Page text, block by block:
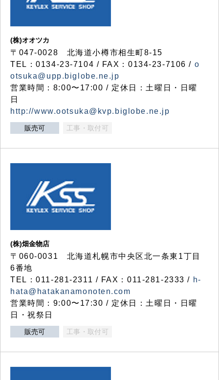
(株)オオツカ
〒047-0028 北海道小樽市相生町8-15
TEL：0134-23-7104 / FAX：0134-23-7106 / o
otsuka@upp.biglobe.ne.jp
営業時間：8:00〜17:00 / 定休日：土曜日・日曜
日
http://www.ootsuka@kvp.biglobe.ne.jp
販売可 工事・取付可
(株)畑金物店
〒060-0031 北海道札幌市中央区北一条東1丁目
6番地
TEL：011-281-2311 / FAX：011-281-2333 / h-
hata@hatakanamonoten.com
営業時間：9:00〜17:30 / 定休日：土曜日・日曜
日・祝祭日
販売可 工事・取付可